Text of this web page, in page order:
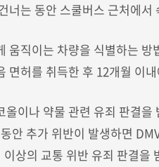
너는 동안 스쿨버스 근처에서
움직이는 차량을 식별하는 방
면허를 취득한 후 12개월 이
올이나 약물 관련 유죄 판결
안 추가 위반이 발생하면
상의 교통 위반 유죄 판결을